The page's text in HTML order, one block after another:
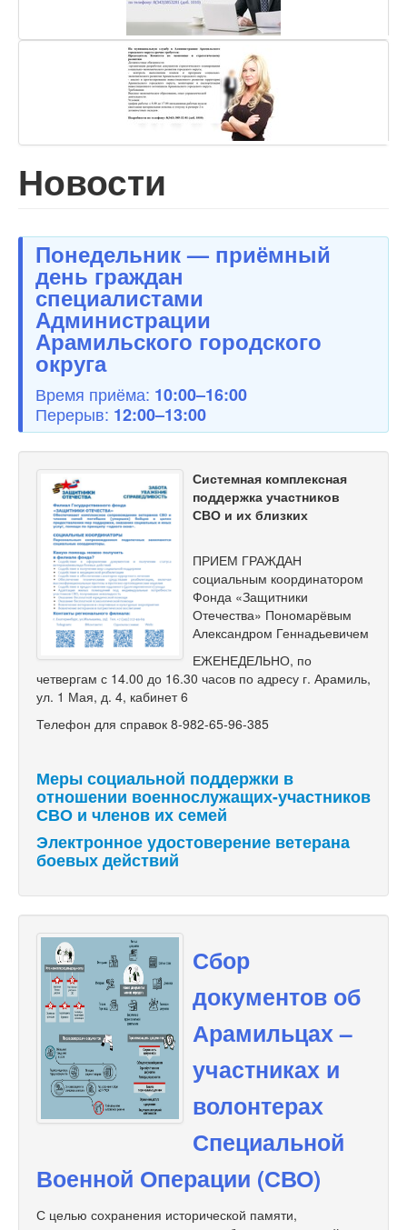
Новости
Понедельник — приёмный
день граждан
специалистами
Администрации
Арамильского городского
округа
Время приёма: 10:00–16:00
Перерыв: 12:00–13:00
Системная комплексная
поддержка участников
СВО и их близких
ПРИЕМ ГРАЖДАН
социальным координатором
Фонда «Защитники
Отечества» Пономарёвым
Александром Геннадьевичем
ЕЖЕНЕДЕЛЬНО, по
четвергам с 14.00 до 16.30 часов по адресу г. Арамиль,
ул. 1 Мая, д. 4, кабинет 6
Телефон для справок 8-982-65-96-385
Меры социальной поддержки в
отношении военнослужащих-участников
СВО и членов их семей
Электронное удостоверение ветерана
боевых действий
Сбор
документов об
Арамильцах –
участниках и
волонтерах
Специальной
Военной Операции (СВО)
С целью сохранения исторической памяти,